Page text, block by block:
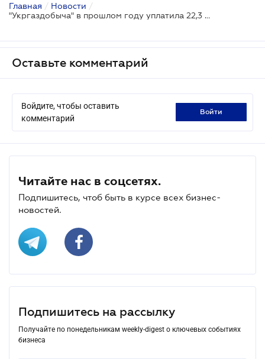
Главная / Новости /
"Укргаздобыча" в прошлом году уплатила 22,3 млрд грн рентных платежей
Оставьте комментарий
Войдите, чтобы оставить
комментарий
войти
Читайте нас в соцсетях.
Подпишитесь, чтоб быть в курсе всех бизнес-
новостей.
Подпишитесь на рассылку
Получайте по понедельникам weekly-digest о ключевых событиях
бизнеса